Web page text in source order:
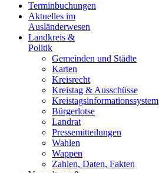
Terminbuchungen
Aktuelles im
Ausländerwesen
Landkreis &
Politik
Gemeinden und Städte
Karten
Kreisrecht
Kreistag & Ausschüsse
Kreistagsinformationssystem
Bürgerlotse
Landrat
Pressemitteilungen
Wahlen
Wappen
Zahlen, Daten, Fakten